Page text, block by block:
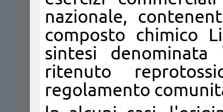
nazionale,
composto chimico
sintesi denominata
ritenuto
regolamento